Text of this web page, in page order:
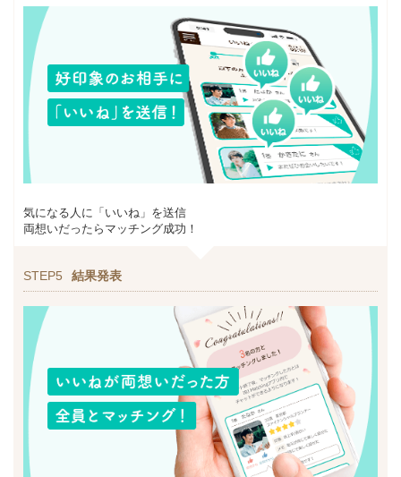
気になる人に「いいね」を送信
両想いだったらマッチング成功！
STEP5 結果発表